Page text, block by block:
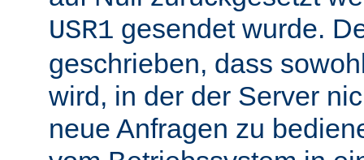
USR1 gesendet wurde.
geschrieben, dass
wird, in der der Server
neue Anfragen zu